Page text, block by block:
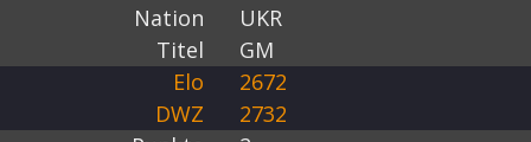
Nation
UKR
Titel
GM
Elo
2672
DWZ
2732